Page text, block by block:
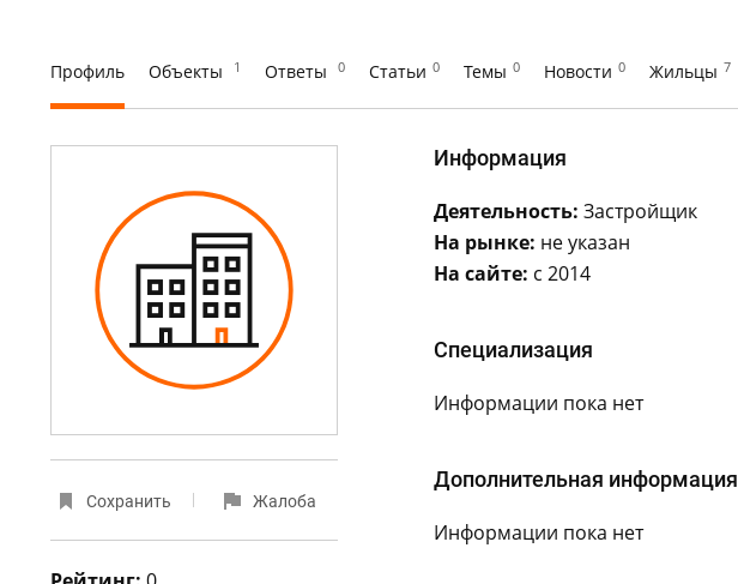
Профиль Объекты 1 Ответы 0 Статьи 0 Темы 0 Новости 0 Жильцы 7
Сохранить Жалоба
Информация
Деятельность: Застройщик
На рынке: не указан
На сайте: с 2014
Специализация
Информации пока нет
Дополнительная информация
Информации пока нет